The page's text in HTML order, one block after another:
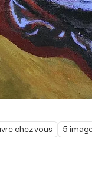
chez vous 5